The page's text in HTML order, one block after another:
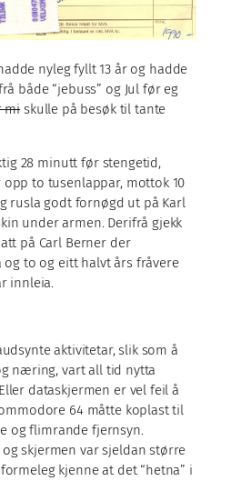
nyleg fyllt 13 år og hadde
både “jebuss” og Jul før eg
miskulle på besøk til tante
28 minutt før stengetid,
to tusenlappar, mottok 10
rusla godt fornøgd ut på Karl
under armen. Derifrå gjekk
på Carl Berner der
to og eitt halvt års fråvere
innleia.
aktivitetar, slik som å
næring, vart all tid nytta
dataskjermen er vel feil å
64 måtte koplast til
og flimrande fjernsyn.
skjermen var sjeldan større
kjenne at det “hetna” i